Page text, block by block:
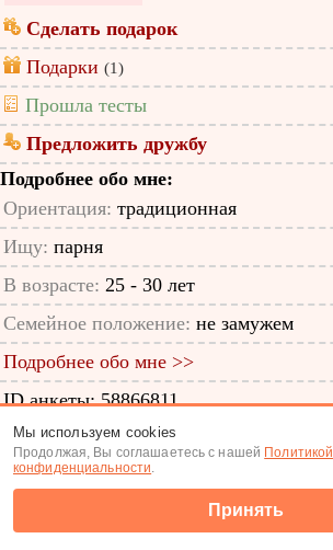
Сделать подарок
Подарки (1)
Прошла тесты
Предложить дружбу
Подробнее обо мне:
Ориентация: традиционная
Ищу: парня
В возрасте: 25 - 30 лет
Семейное положение: не замужем
Подробнее обо мне >>
ID анкеты: 58866811
Знакомства|Поиск анкет
(c) Tabor.ru 2026
Мы используем cookies
Продолжая, Вы соглашаетесь с нашей Политикой
конфиденциальности.
Принять